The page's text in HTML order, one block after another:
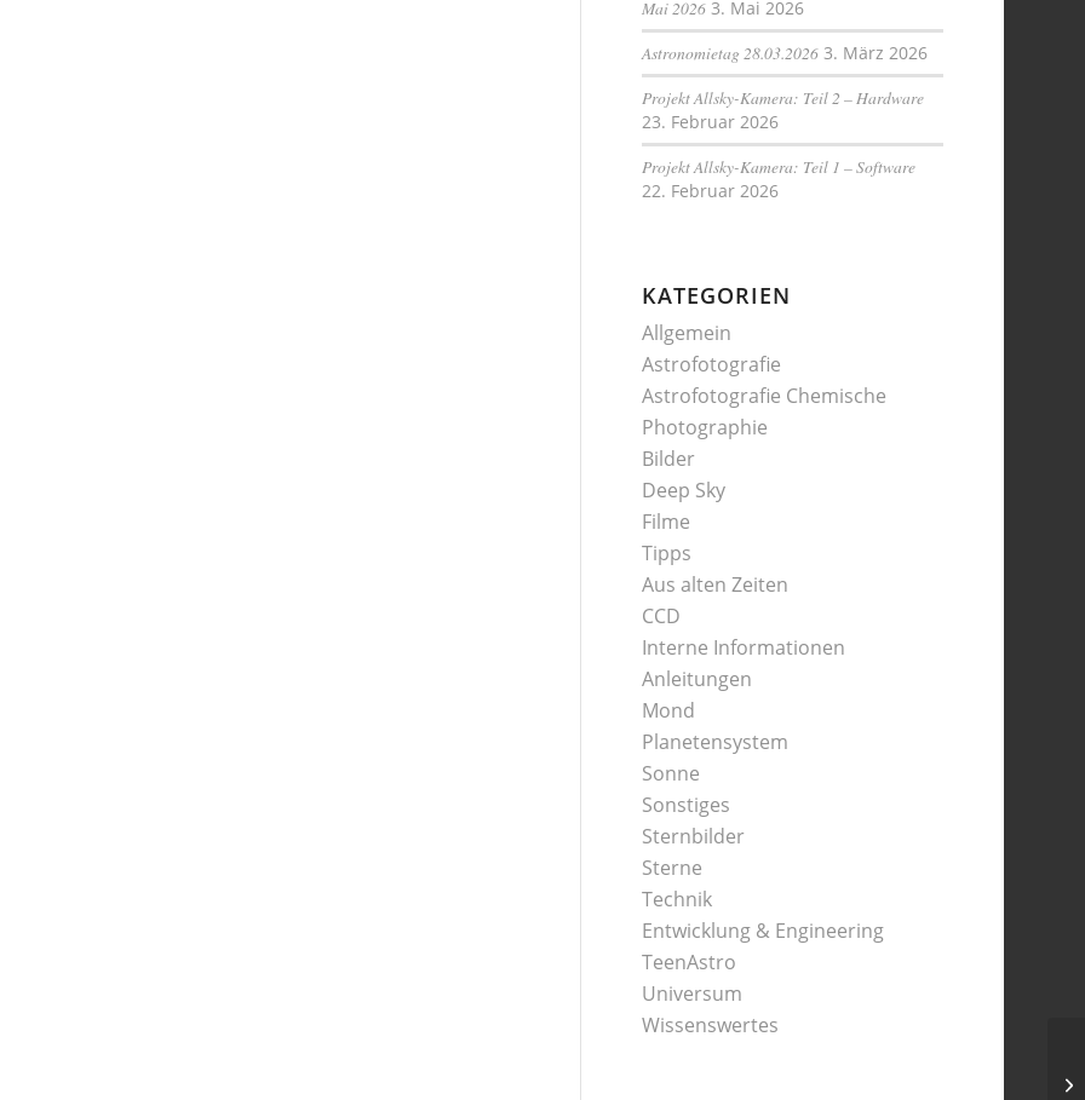
Mai 2026 3. Mai 2026
Astronomietag 28.03.2026 3. März 2026
Projekt Allsky-Kamera: Teil 2 – Hardware
23. Februar 2026
Projekt Allsky-Kamera: Teil 1 – Software
22. Februar 2026
KATEGORIEN
Allgemein
Astrofotografie
Astrofotografie Chemische
Photographie
Bilder
Deep Sky
Filme
Tipps
Aus alten Zeiten
CCD
Interne Informationen
Anleitungen
Mond
Planetensystem
Sonne
Sonstiges
Sternbilder
Sterne
Technik
Entwicklung & Engineering
TeenAstro
Universum
Wissenswertes